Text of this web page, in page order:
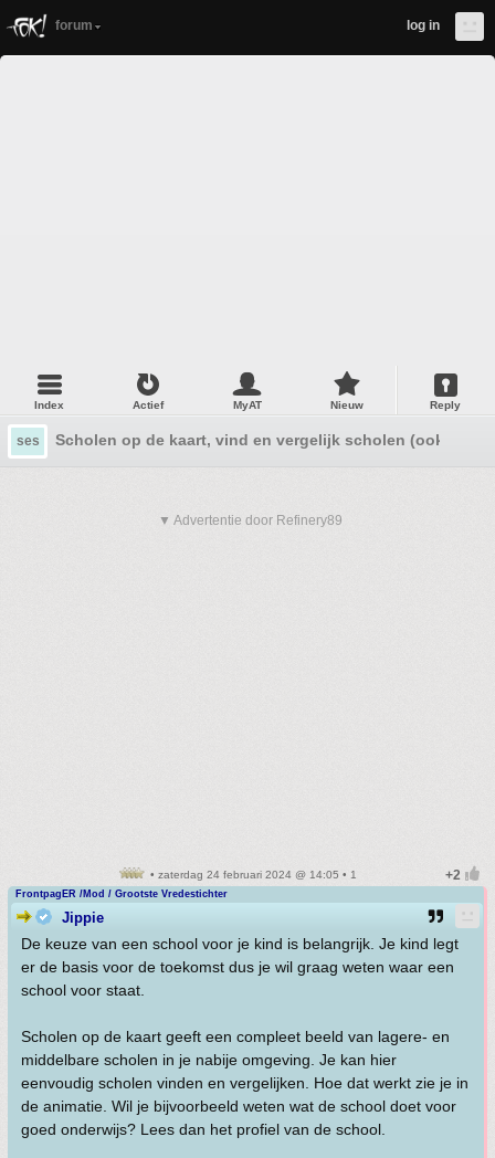
forum log in
Index Actief MyAT Nieuw Reply
ses Scholen op de kaart, vind en vergelijk scholen (ook bijz
▼ Advertentie door Refinery89
• zaterdag 24 februari 2024 @ 14:05 • 1
FrontpagER /Mod / Grootste Vredestichter
Jippie
De keuze van een school voor je kind is belangrijk. Je kind legt
er de basis voor de toekomst dus je wil graag weten waar een
school voor staat.
Scholen op de kaart geeft een compleet beeld van lagere- en
middelbare scholen in je nabije omgeving. Je kan hier
eenvoudig scholen vinden en vergelijken. Hoe dat werkt zie je in
de animatie. Wil je bijvoorbeeld weten wat de school doet voor
goed onderwijs? Lees dan het profiel van de school.